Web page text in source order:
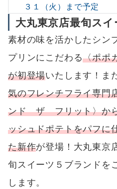
３１（火）まで予定
大丸東京店最旬スイ
素材の味を活かしたシン
プリンにこだわる〈ポポ
が初登場いたします！ま
気のフレンチフライ専門
ンド ザ フリット〉か
ッシュドポテトをパフに
た新作が登場！大丸東京
旬スイーツ５ブランドを
します。